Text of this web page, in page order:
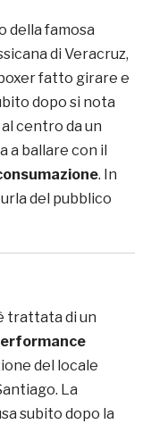
della famosa
di Veracruz,
fatto girare e
dopo si nota
centro da un
a ballare con il
. In
del pubblico
trattata di un
del locale
La
subito dopo la